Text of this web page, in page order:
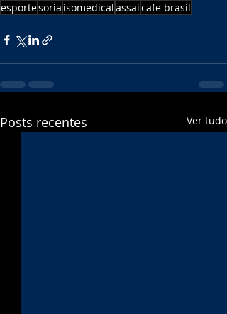
esportesoria isomedicalassaicafe brasil
Posts recentes Ver tudo